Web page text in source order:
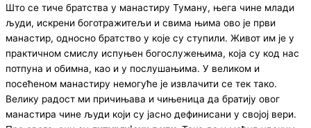
Што се тиче братства у манастиру Туману, њега чине млади
људи, искрени боготражитељи и свима њима ово је први
манастир, односно братство у које су ступили. Живот им је у
практичном смислу испуњен богослужењима, која су код нас
потпуна и обимна, као и у послушањима. У великом и
посећеном манастиру немогуће је извлачити се тек тако.
Велику радост ми причињава и чињеница да братију овог
манастира чине људи који су јасно дефинисани у својој вери.